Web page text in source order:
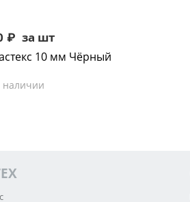
₽ за шт
10 мм Чёрный
наличии